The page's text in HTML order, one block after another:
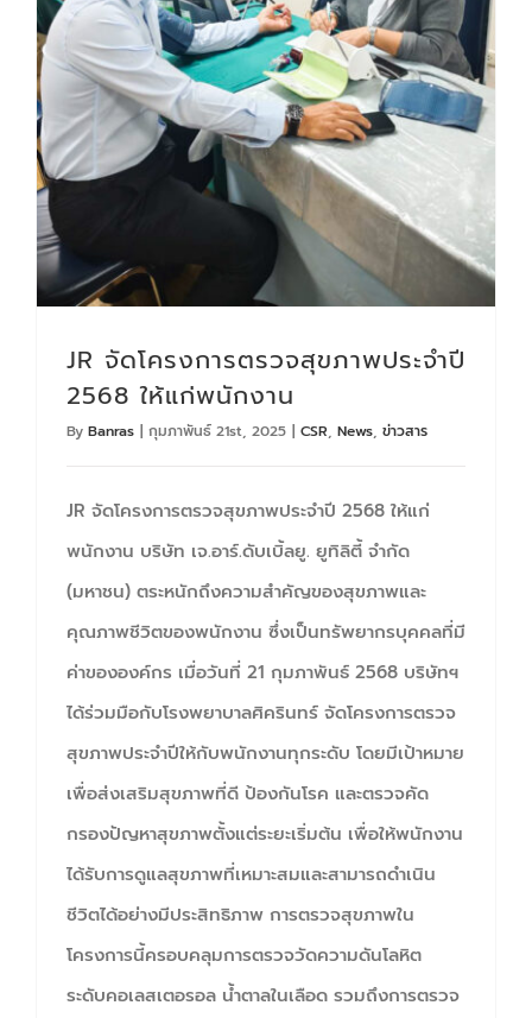
JR จัดโครงการตรวจสุขภาพประจำปี
2568 ให้แก่พนักงาน
By Banras | กุมภาพันธ์ 21st, 2025 | CSR, News, ข่าวสาร
JR จัดโครงการตรวจสุขภาพประจำปี 2568 ให้แก่
พนักงาน บริษัท เจ.อาร์.ดับเบิ้ลยู. ยูทิลิตี้ จำกัด
(มหาชน) ตระหนักถึงความสำคัญของสุขภาพและ
คุณภาพชีวิตของพนักงาน ซึ่งเป็นทรัพยากรบุคคลที่มี
ค่าขององค์กร เมื่อวันที่ 21 กุมภาพันธ์ 2568 บริษัทฯ
ได้ร่วมมือกับโรงพยาบาลศิครินทร์ จัดโครงการตรวจ
สุขภาพประจำปีให้กับพนักงานทุกระดับ โดยมีเป้าหมาย
เพื่อส่งเสริมสุขภาพที่ดี ป้องกันโรค และตรวจคัด
กรองปัญหาสุขภาพตั้งแต่ระยะเริ่มต้น เพื่อให้พนักงาน
ได้รับการดูแลสุขภาพที่เหมาะสมและสามารถดำเนิน
ชีวิตได้อย่างมีประสิทธิภาพ การตรวจสุขภาพใน
โครงการนี้ครอบคลุมการตรวจวัดความดันโลหิต
ระดับคอเลสเตอรอล น้ำตาลในเลือด รวมถึงการตรวจ